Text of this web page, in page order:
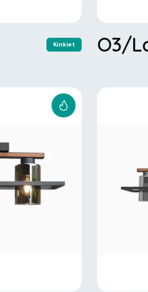
Kinkiet O3/